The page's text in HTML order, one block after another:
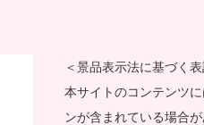
＜景品表示法に基づく表
本サイトのコンテンツ
ンが含まれている場合が